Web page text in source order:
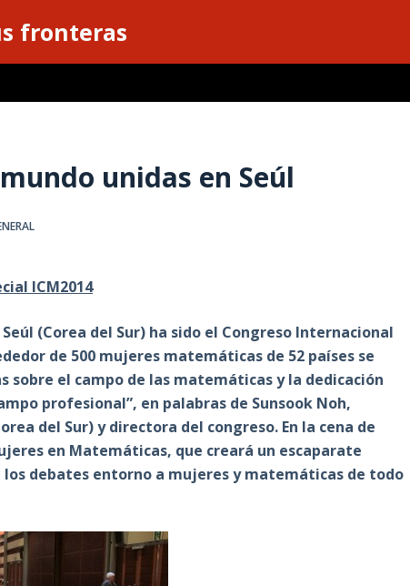
fronteras
unidas en Seúl
ICM2014
(Corea del Sur) ha sido el Congreso Internacional
de 500 mujeres matemáticas de 52 países se
sobre el campo de las matemáticas y la dedicación
profesional”, en palabras de Sunsook Noh,
del Sur) y directora del congreso. En la cena de
en Matemáticas, que creará un escaparate
debates entorno a mujeres y matemáticas de todo